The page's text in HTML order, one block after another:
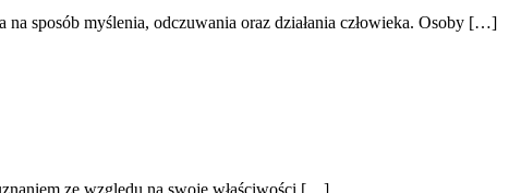
na sposób myślenia, odczuwania oraz działania człowieka. Osoby […]
ze względu na swoje właściwości […]